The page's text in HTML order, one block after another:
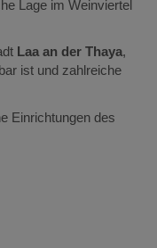
Lage im Weinviertel
Laa an der Thaya,
ist und zahlreiche
Einrichtungen des